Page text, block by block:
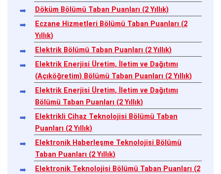
Döküm Bölümü Taban Puanları (2 Yıllık)
Eczane Hizmetleri Bölümü Taban Puanları (2
Yıllık)
Elektrik Bölümü Taban Puanları (2 Yıllık)
Elektrik Enerjisi Üretim, İletim ve Dağıtımı
(Açıköğretim) Bölümü Taban Puanları (2 Yıllık)
Elektrik Enerjisi Üretim, İletim ve Dağıtımı
Bölümü Taban Puanları (2 Yıllık)
Elektrikli Cihaz Teknolojisi Bölümü Taban
Puanları (2 Yıllık)
Elektronik Haberleşme Teknolojisi Bölümü
Taban Puanları (2 Yıllık)
Elektronik Teknolojisi Bölümü Taban Puanları (2